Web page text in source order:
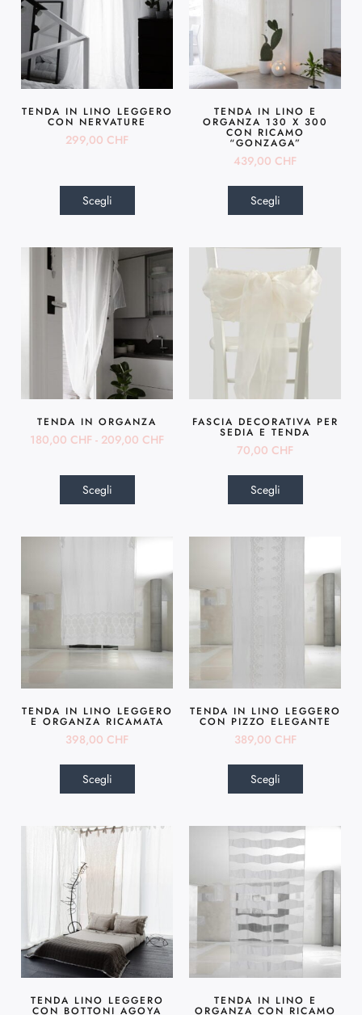
TENDA IN LINO LEGGERO
CON NERVATURE
299,00 CHF
Scegli
TENDA IN LINO E
ORGANZA 130 X 300
CON RICAMO
“GONZAGA”
439,00 CHF
Scegli
TENDA IN ORGANZA
180,00 CHF - 209,00 CHF
Scegli
FASCIA DECORATIVA PER
SEDIA E TENDA
70,00 CHF
Scegli
TENDA IN LINO LEGGERO
E ORGANZA RICAMATA
398,00 CHF
Scegli
TENDA IN LINO LEGGERO
CON PIZZO ELEGANTE
389,00 CHF
Scegli
TENDA LINO LEGGERO
CON BOTTONI AGOYA
TENDA IN LINO E
ORGANZA CON RICAMO